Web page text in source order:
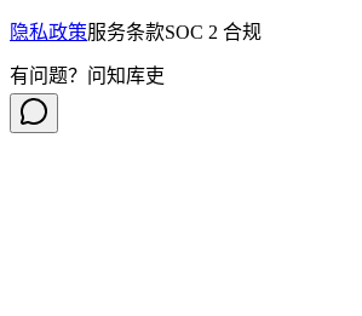
隐私政策服务条款SOC 2 合规
有问题？问知库吏